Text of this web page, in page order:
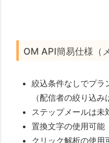
OM API簡易仕様（
絞込条件なしでプラ
（配信者の絞り込み
ステップメールは未
置換文字の使用可能
クリック解析の使用